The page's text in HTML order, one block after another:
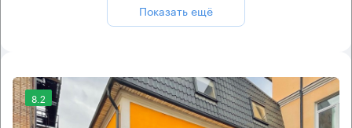
Показать ещё
8.2